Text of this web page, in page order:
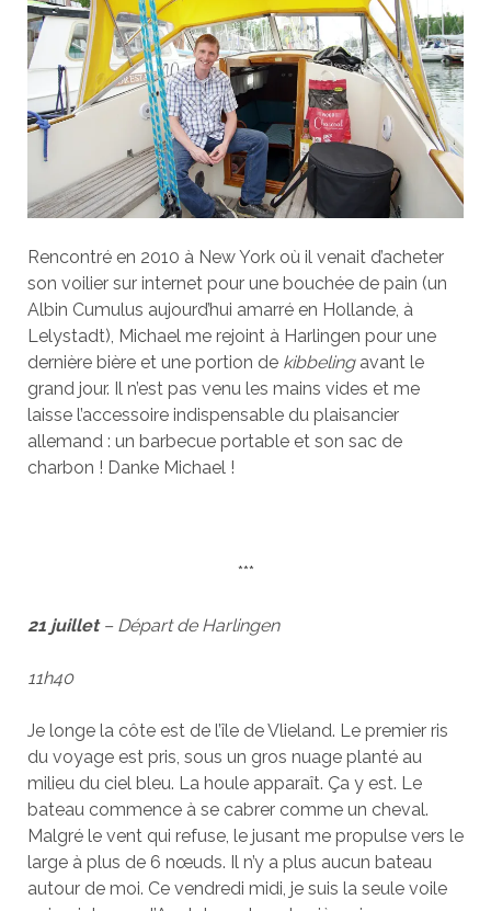
Rencontré en 2010 à New York où il venait d’acheter
son voilier sur internet pour une bouchée de pain (un
Albin Cumulus aujourd’hui amarré en Hollande, à
Lelystadt), Michael me rejoint à Harlingen pour une
dernière bière et une portion de kibbelingavant le
grand jour. Il n’est pas venu les mains vides et me
laisse l’accessoire indispensable du plaisancier
allemand : un barbecue portable et son sac de
charbon ! Danke Michael !
***
21 juillet– Départ de Harlingen
11h40
Je longe la côte est de l’île de Vlieland. Le premier ris
du voyage est pris, sous un gros nuage planté au
milieu du ciel bleu. La houle apparaît. Ça y est. Le
bateau commence à se cabrer comme un cheval.
Malgré le vent qui refuse, le jusant me propulse vers le
large à plus de 6 nœuds. Il n’y a plus aucun bateau
autour de moi. Ce vendredi midi, je suis la seule voile